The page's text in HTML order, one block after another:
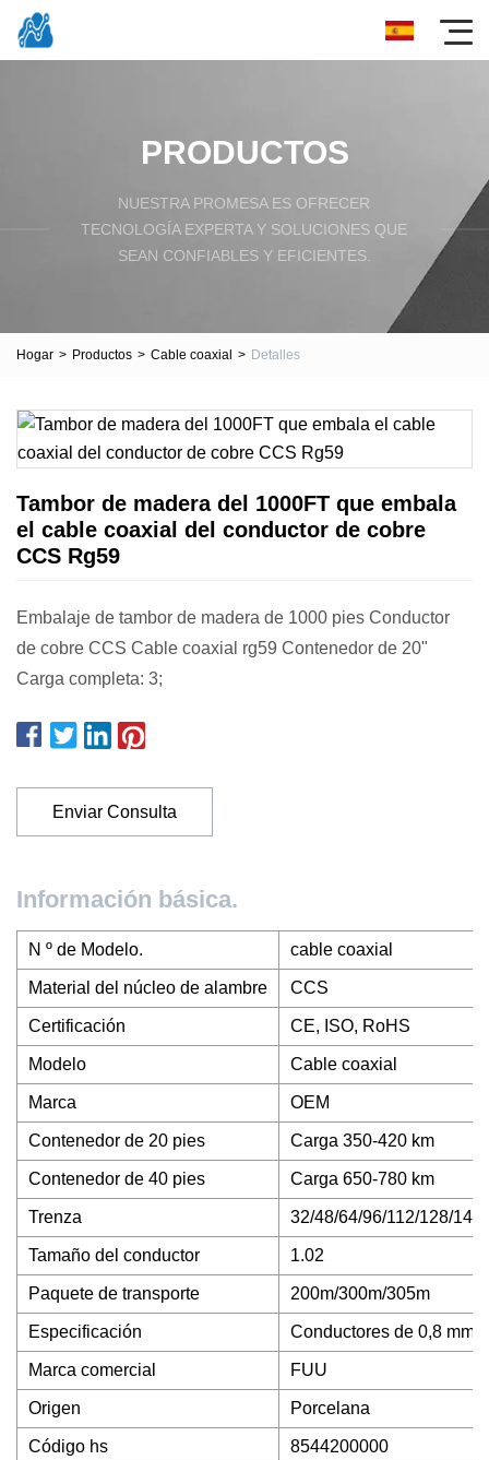
PRODUCTOS
NUESTRA PROMESA ES OFRECER
TECNOLOGÍA EXPERTA Y SOLUCIONES QUE
SEAN CONFIABLES Y EFICIENTES.
Hogar > Productos > Cable coaxial > Detalles
Tambor de madera del 1000FT que embala
el cable coaxial del conductor de cobre
CCS Rg59
Embalaje de tambor de madera de 1000 pies Conductor
de cobre CCS Cable coaxial rg59 Contenedor de 20"
Carga completa: 3;
Enviar Consulta
Información básica.
N º de Modelo. cable coaxial
Material del núcleo de alambre CCS
Certificación CE, ISO, RoHS
Modelo Cable coaxial
Marca OEM
Contenedor de 20 pies Carga 350-420 km
Contenedor de 40 pies Carga 650-780 km
Trenza 32/48/64/96/112/128/144
Tamaño del conductor 1.02
Paquete de transporte 200m/300m/305m
Especificación Conductores de 0,8 mm
Marca comercial FUU
Origen Porcelana
Código hs 8544200000